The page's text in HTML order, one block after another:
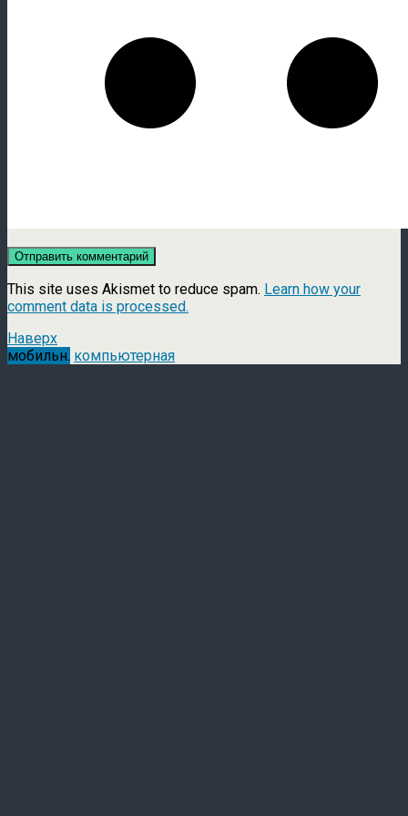
This site uses Akismet to reduce spam. Learn how your
comment data is processed.
Наверх
мобильн. компьютерная